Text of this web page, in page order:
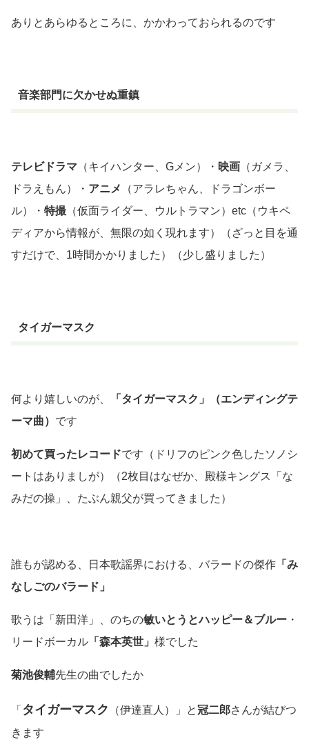
ありとあらゆるところに、かかわっておられるのです
音楽部門に欠かせぬ重鎮
テレビドラマ （キイハンター、Gメン）・ 映画 （ガメラ、
ドラえもん）・ アニメ
（アラレちゃん、ドラゴンボー
ル）・ 特撮 （仮面ライダー、ウルトラマン）etc （ウキペ
ディアから情報が、無限の如く現れます）（ざっと目を通
すだけで、1時間かかりました）（少し盛りました）
タイガーマスク
何より嬉しいのが、 「タイガーマスク」
（エンディングテ
ーマ曲） です
初めて買ったレコードです （ドリフのピンク色したソノシ
ートはありましが）（2枚目はなぜか、殿様キングス「な
みだの操」、たぶん親父が買ってきました）
誰もが認める、日本歌謡界における、バラードの傑作 「み
なしごのバラード」
歌うは「新田洋」、のちの敏いとうとハッピー＆ブルー ・
リードボーカル 「森本英世」 様でした
菊池俊輔先生の曲でしたか
「 タイガーマスク （伊達直人） 」と冠二郎さんが結びつ
きます